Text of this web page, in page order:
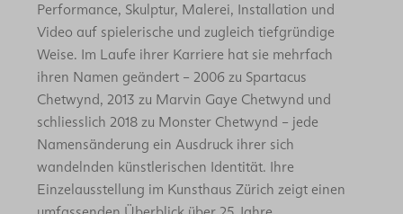
Performance, Skulptur, Malerei, Installation und
Video auf spielerische und zugleich tiefgründige
Weise. Im Laufe ihrer Karriere hat sie mehrfach
ihren Namen geändert – 2006 zu Spartacus
Chetwynd, 2013 zu Marvin Gaye Chetwynd und
schliesslich 2018 zu Monster Chetwynd – jede
Namensänderung ein Ausdruck ihrer sich
wandelnden künstlerischen Identität. Ihre
Einzelausstellung im Kunsthaus Zürich zeigt einen